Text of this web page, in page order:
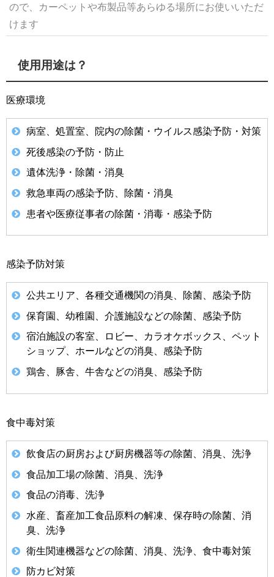
ので、カーペットや布製品等あらゆる場所にお使いいただ
けます
使用用途は？
医療環境
病室、処置室、院内の除菌・ウイルス感染予防・対策
死後感染の予防・防止
遺体洗浄・除菌・消臭
救急車両の感染予防、除菌・消臭
患者や医療従事者の除菌・消毒・感染予防
感染予防対策
公共エリア、各種交通機関の消臭、除菌、感染予防
保育園、幼稚園、介護施設などの除菌、感染予防
宿泊施設の客室、ロビー、カラオケボックス、ペット
ショップ、ホールなどの消臭、感染予防
鶏舎、豚舎、牛舎などの消臭、感染予防
食中毒対策
飲食店の厨房および厨房機器等の除菌、消臭、洗浄
食品加工場の除菌、消臭、洗浄
食品の消毒、洗浄
水産、畜産加工食品原料の解凍、保存時の除菌、消
臭、洗浄
衛生関連機器などの除菌、消臭、洗浄、食中毒対策
防カビ対策